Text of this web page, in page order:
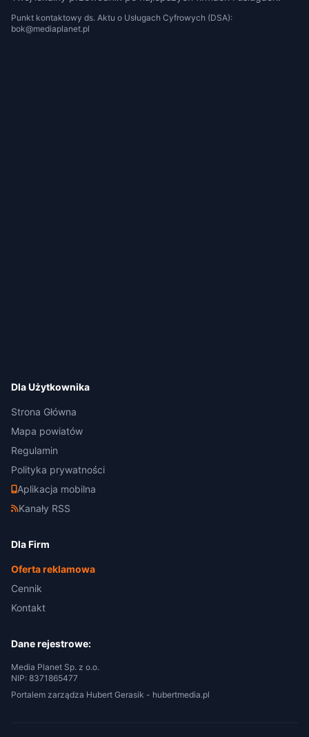
Punkt kontaktowy ds. Aktu o Usługach Cyfrowych (DSA):
bok@mediaplanet.pl
Dla Użytkownika
Strona Główna
Mapa powiatów
Regulamin
Polityka prywatności
Aplikacja mobilna
Kanały RSS
Dla Firm
Oferta reklamowa
Cennik
Kontakt
Dane rejestrowe:
Media Planet Sp. z o.o.
NIP: 8371865477
Portalem zarządza Hubert Gerasik - hubertmedia.pl